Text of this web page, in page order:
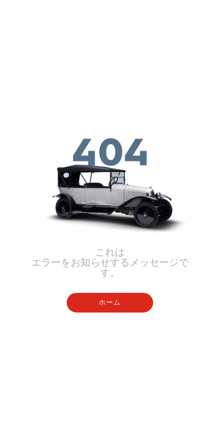
これは
エラーをお知らせするメッセージで
す。
ホーム